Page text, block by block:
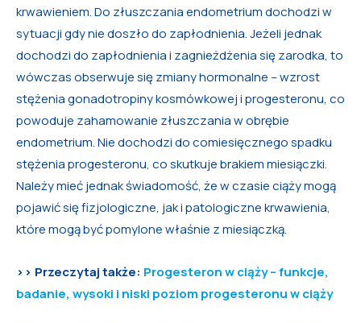
krwawieniem. Do złuszczania endometrium dochodzi w
sytuacji gdy nie doszło do zapłodnienia. Jeżeli jednak
dochodzi do zapłodnienia i zagnieżdżenia się zarodka, to
wówczas obserwuje się zmiany hormonalne – wzrost
stężenia gonadotropiny kosmówkowej i progesteronu, co
powoduje zahamowanie złuszczania w obrębie
endometrium. Nie dochodzi do comiesięcznego spadku
stężenia progesteronu, co skutkuje brakiem miesiączki.
Należy mieć jednak świadomość, że w czasie ciąży mogą
pojawić się fizjologiczne, jak i patologiczne krwawienia,
które mogą być pomylone właśnie z miesiączką.
>> Przeczytaj także: Progesteron w ciąży – funkcje,
badanie, wysoki i niski poziom progesteronu w ciąży